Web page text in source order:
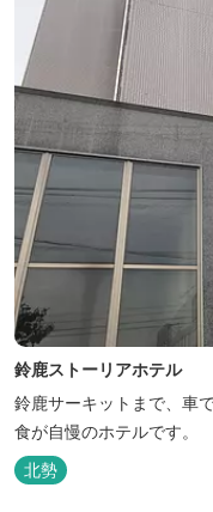
鈴鹿ストーリアホテル
鈴鹿サーキットまで、車
食が自慢のホテルです。
北勢